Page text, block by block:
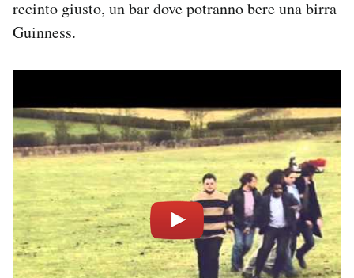
recinto giusto, un bar dove potranno bere una birra
Guinness.